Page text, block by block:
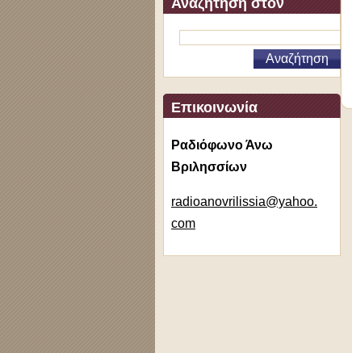
Αναζήτηση στον
ιστότοπο
Επικοινωνία
Ραδιόφωνο Άνω
Βριλησσίων
radioanovrilissia@yahoo.
com